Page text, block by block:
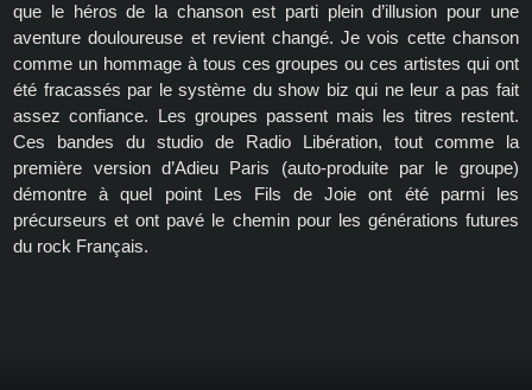
que le héros de la chanson est parti plein d’illusion pour une
aventure douloureuse et revient changé. Je vois cette chanson
comme un hommage à tous ces groupes ou ces artistes qui ont
été fracassés par le système du show biz qui ne leur a pas fait
assez confiance. Les groupes passent mais les titres restent.
Ces bandes du studio de Radio Libération, tout comme la
première version d’Adieu Paris (auto-produite par le groupe)
démontre à quel point Les Fils de Joie ont été parmi les
précurseurs et ont pavé le chemin pour les générations futures
du rock Français.